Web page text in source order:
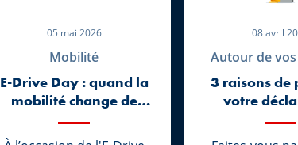
05 mai 2026
Mobilité
E-Drive Day : quand la
mobilité change de
vitesse
08 avril
Autour de
3 raisons de
votre